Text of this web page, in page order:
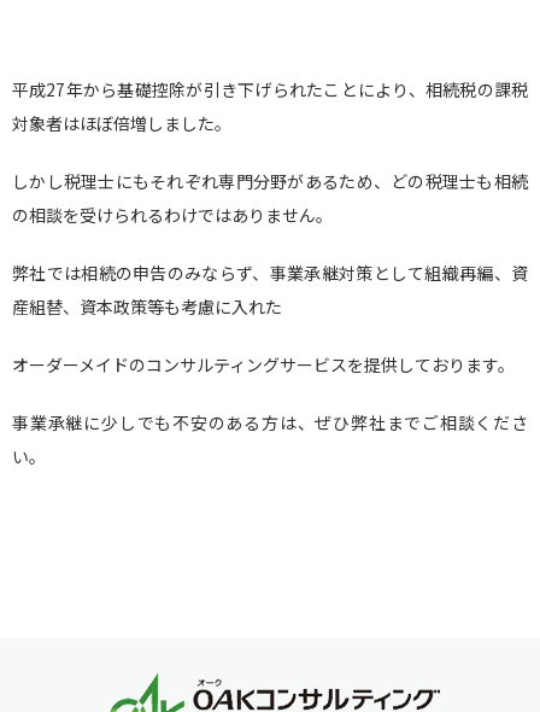
平成27年から基礎控除が引き下げられたことにより、相続税の課税
対象者はほぼ倍増しました。
しかし税理士にもそれぞれ専門分野があるため、どの税理士も相続
の相談を受けられるわけではありません。
弊社では相続の申告のみならず、事業承継対策として組織再編、資
産組替、資本政策等も考慮に入れた
オーダーメイドのコンサルティングサービスを提供しております。
事業承継に少しでも不安のある方は、ぜひ弊社までご相談くださ
い。